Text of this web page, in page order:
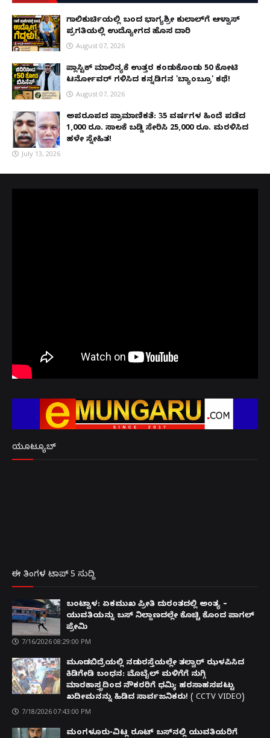
ಗಾಲಿಕುರ್ಚಿಯಲ್ಲಿ ಬಂದ ಭಾಗ್ಯಶ್ರೀ ಕುಲಾಲ್‌ಗೆ ಆಳ್ವಾಸ್
ಪ್ರಗತಿಯಲ್ಲಿ ಉದ್ಯೋಗದ ಹೊಸ ದಾರಿ
August 07, 2026
ಪ್ಲಾಸ್ಟಿಕ್ ಮಾಲಿನ್ಯಕ್ಕೆ ಉತ್ತರ ಕಂಡುಕೊಂಡು ₹50 ಕೋಟಿ
ಟರ್ನೋವರ್ ಗಳಿಸಿದ ಕನ್ನಡಿಗನ 'ಬ್ಯಾಂಬ್ರೂ' ಕಥೆ!
August 07, 2026
ಅಪರೂಪದ ಪ್ರಾಮಾಣಿಕತೆ: 35 ವರ್ಷಗಳ ಹಿಂದೆ ಪಡೆದ
1,000 ರೂ. ಸಾಲಕ್ಕೆ ಬಡ್ಡಿ ಸೇರಿಸಿ 25,000 ರೂ. ಮರಳಿಸಿದ
ಹಳೇ ಸ್ನೇಹಿತ!
July 13, 2026
ಯೂಟ್ಯೂಬ್
ಈ ತಿಂಗಳ ಟಾಪ್ 5 ಸುದ್ದಿ
ಬಂಟ್ವಾಳ: ಏಕಮುಖ ಪ್ರೀತಿ ದುರಂತದಲ್ಲಿ ಅಂತ್ಯ –
ಯುವತಿಯನ್ನು ಬಸ್ ನಿಲ್ದಾಣದಲ್ಲೇ ಕೊಚ್ಚಿ ಕೊಂದ ಪಾಗಲ್
ಪ್ರೇಮಿ
7/16/2026 08:29:00 PM
ಮೂಡಬಿದ್ರೆಯಲ್ಲಿ ನಡುರಸ್ತೆಯಲ್ಲೇ ತಲ್ವಾರ್ ಝಳಪಿಸಿದ
ಕಿಡಿಗೇಡಿ ಬಂಧನ: ಮೊಬೈಲ್ ಮಳಿಗೆಗೆ ನುಗ್ಗಿ
ಮಾರಕಾಸ್ತ್ರದಿಂದ ನೌಕರರಿಗೆ ಧಮ್ಕಿ; ಹರಸಾಹಸಪಟ್ಟು
ಖದೀಮನನ್ನು ಹಿಡಿದ ಸಾರ್ವಜನಿಕರು! ( CCTV VIDEO)
7/18/2026 07:43:00 PM
ಮಂಗಳೂರು-ವಿಟ್ಲ ರೂಟ್ ಬಸ್‌ನಲ್ಲಿ ಯುವತಿಯರಿಗೆ